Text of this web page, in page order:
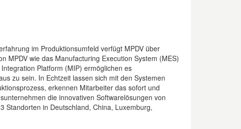
im Produktionsumfeld verfügt MPDV über
MPDV wie das Manufacturing Execution System (MES)
Platform (MIP) ermöglichen es
zu sein. In Echtzeit lassen sich mit den Systemen
erkennen Mitarbeiter das sofort und
die innovativen Softwarelösungen von
Standorten in Deutschland, China, Luxemburg,